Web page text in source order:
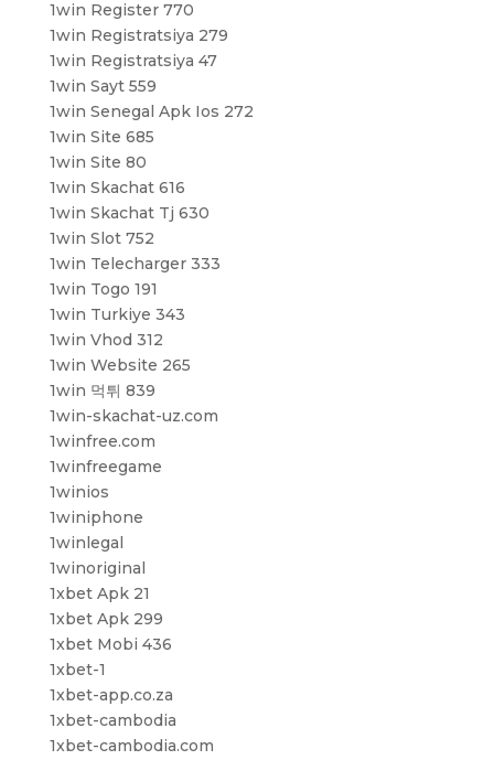
1win Register 770
1win Registratsiya 279
1win Registratsiya 47
1win Sayt 559
1win Senegal Apk Ios 272
1win Site 685
1win Site 80
1win Skachat 616
1win Skachat Tj 630
1win Slot 752
1win Telecharger 333
1win Togo 191
1win Turkiye 343
1win Vhod 312
1win Website 265
1win 먹튀 839
1win-skachat-uz.com
1winfree.com
1winfreegame
1winios
1winiphone
1winlegal
1winoriginal
1xbet Apk 21
1xbet Apk 299
1xbet Mobi 436
1xbet-1
1xbet-app.co.za
1xbet-cambodia
1xbet-cambodia.com